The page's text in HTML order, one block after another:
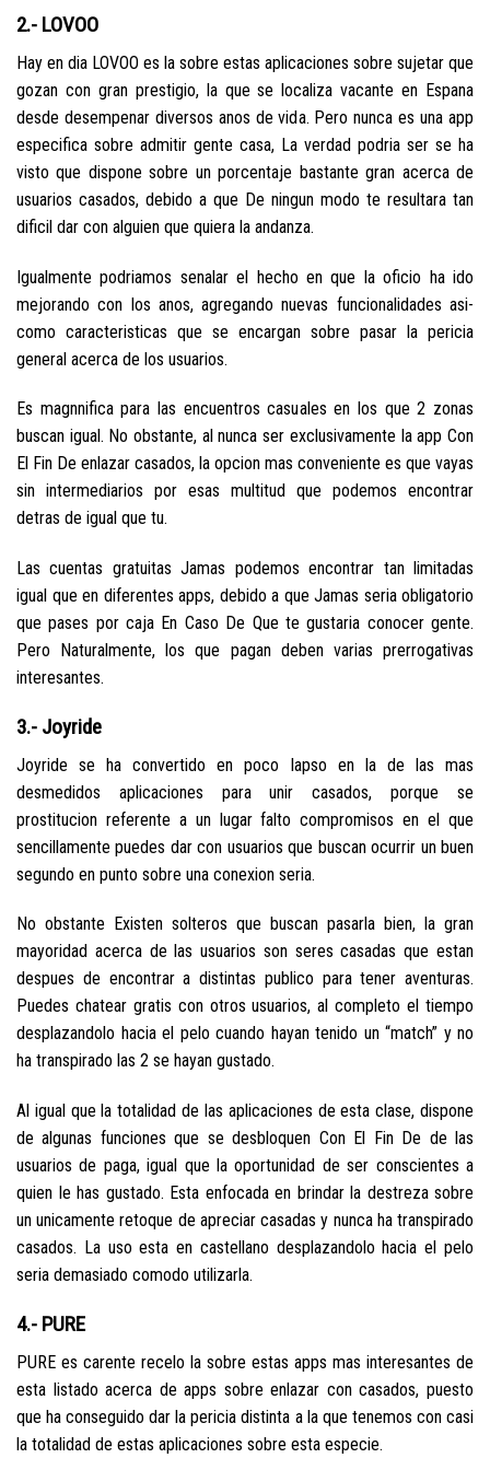
2.- LOVOO
Hay en dia LOVOO es la sobre estas aplicaciones sobre sujetar que
gozan con gran prestigio, la que se localiza vacante en Espana
desde desempenar diversos anos de vida. Pero nunca es una app
especifica sobre admitir gente casa, La verdad podri­a ser se ha
visto que dispone sobre un porcentaje bastante gran acerca de
usuarios casados, debido a que De ningun modo te resultara tan
dificil dar con alguien que quiera la andanza.
Igualmente podri­amos senalar el hecho en que la oficio ha ido
mejorando con los anos, agregando nuevas funcionalidades asi­
como caracteristicas que se encargan sobre pasar la pericia
general acerca de los usuarios.
Es magnnifica para las encuentros casuales en los que 2 zonas
buscan igual. No obstante, al nunca ser exclusivamente la app Con
El Fin De enlazar casados, la opcion mas conveniente es que vayas
sin intermediarios por esas multitud que podemos encontrar
detras de igual que tu.
Las cuentas gratuitas Jamas podemos encontrar tan limitadas
igual que en diferentes apps, debido a que Jamas seri­a obligatorio
que pases por caja En Caso De Que te gustaria conocer gente.
Pero Naturalmente, los que pagan deben varias prerrogativas
interesantes.
3.- Joyride
Joyride se ha convertido en poco lapso en la de las mas
desmedidos aplicaciones para unir casados, porque se
prostitucion referente a un lugar falto compromisos en el que
sencillamente puedes dar con usuarios que buscan ocurrir un buen
segundo en punto sobre una conexion seria.
No obstante Existen solteros que buscan pasarla bien, la gran
mayoridad acerca de las usuarios son seres casadas que estan
despues de encontrar a distintas publico para tener aventuras.
Puedes chatear gratis con otros usuarios, al completo el tiempo
desplazandolo hacia el pelo cuando hayan tenido un “match” y no
ha transpirado las 2 se hayan gustado.
Al igual que la totalidad de las aplicaciones de esta clase, dispone
de algunas funciones que se desbloquen Con El Fin De de las
usuarios de paga, igual que la oportunidad de ser conscientes a
quien le has gustado. Esta enfocada en brindar la destreza sobre
un unicamente retoque de apreciar casadas y nunca ha transpirado
casados. La uso esta en castellano desplazandolo hacia el pelo
seri­a demasiado comodo utilizarla.
4.- PURE
PURE es carente recelo la sobre estas apps mas interesantes de
esta listado acerca de apps sobre enlazar con casados, puesto
que ha conseguido dar la pericia distinta a la que tenemos con casi
la totalidad de estas aplicaciones sobre esta especie.